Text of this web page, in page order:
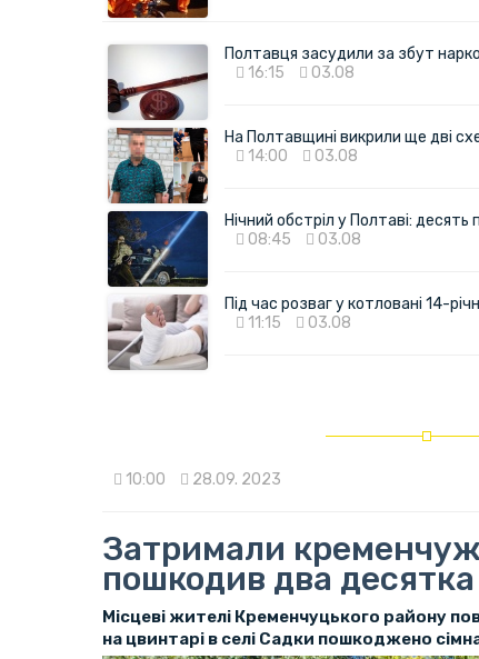
Полтавця засудили за збут
16:15
03.08
На Полтавщині викрили ще дві
14:00
03.08
Нічний обстріл у Полтаві:
08:45
03.08
Під час розваг у котловані 14-
11:15
03.08
10:00 28.09. 2023
Затримали
пошкодив два
Місцеві жителі Кременчуцького району
на цвинтарі в селі Садки пошкоджено